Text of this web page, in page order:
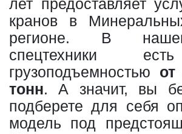
лет предоставляет
кранов в
регионе. В
спецтехники
грузоподъемностью
тонн. А значит, вы
подберете для себя
модель под